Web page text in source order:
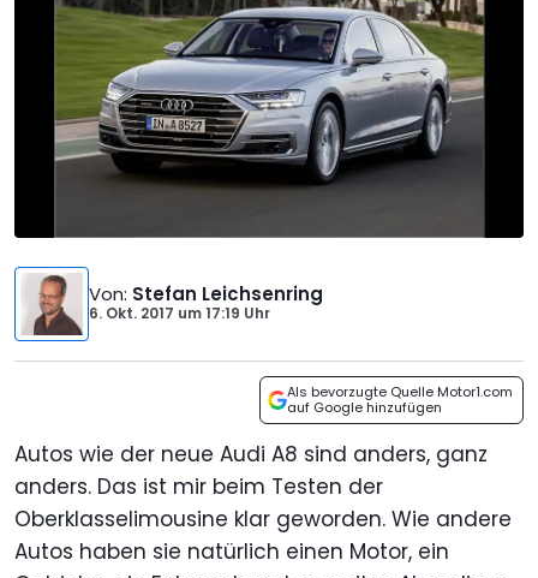
Von: Stefan Leichsenring
6. Okt. 2017 um17:19 Uhr
Als bevorzugte Quelle Motor1.com
auf Google hinzufügen
Autos wie der neue Audi A8 sind anders, ganz
anders. Das ist mir beim Testen der
Oberklasselimousine klar geworden. Wie andere
Autos haben sie natürlich einen Motor, ein